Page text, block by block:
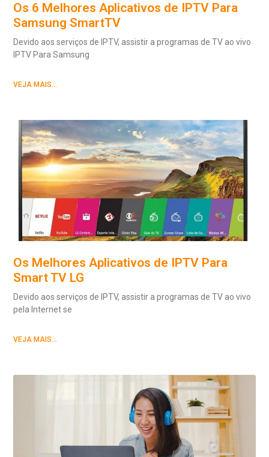
Os 6 Melhores Aplicativos de IPTV Para
Samsung SmartTV
Devido aos serviços de IPTV, assistir a programas de TV ao vivo
IPTV Para Samsung
VEJA MAIS...
Os Melhores Aplicativos de IPTV Para
Smart TV LG
Devido aos serviços de IPTV, assistir a programas de TV ao vivo
pela Internet se
VEJA MAIS...